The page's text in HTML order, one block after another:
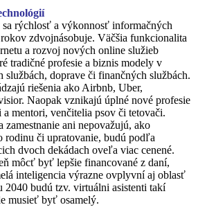
rýchlosť a výkonnosť informačných
zdvojnásobuje. Väčšia funkcionalita
a rozvoj nových online služieb
tradičné profesie a biznis modely v
službách, doprave či finančných službách.
riešenia ako Airbnb, Uber,
Naopak vznikajú úplné nové profesie
mentori, venčitelia psov či tetovači.
zamestnanie ani nepovažujú, ako
rodinu či upratovanie, budú podľa
dvoch dekádach oveľa viac cenené.
môcť byť lepšie financované z daní,
inteligencia výrazne ovplyvní aj oblasť
budú tzv. virtuálni asistenti takí
musieť byť osamelý.